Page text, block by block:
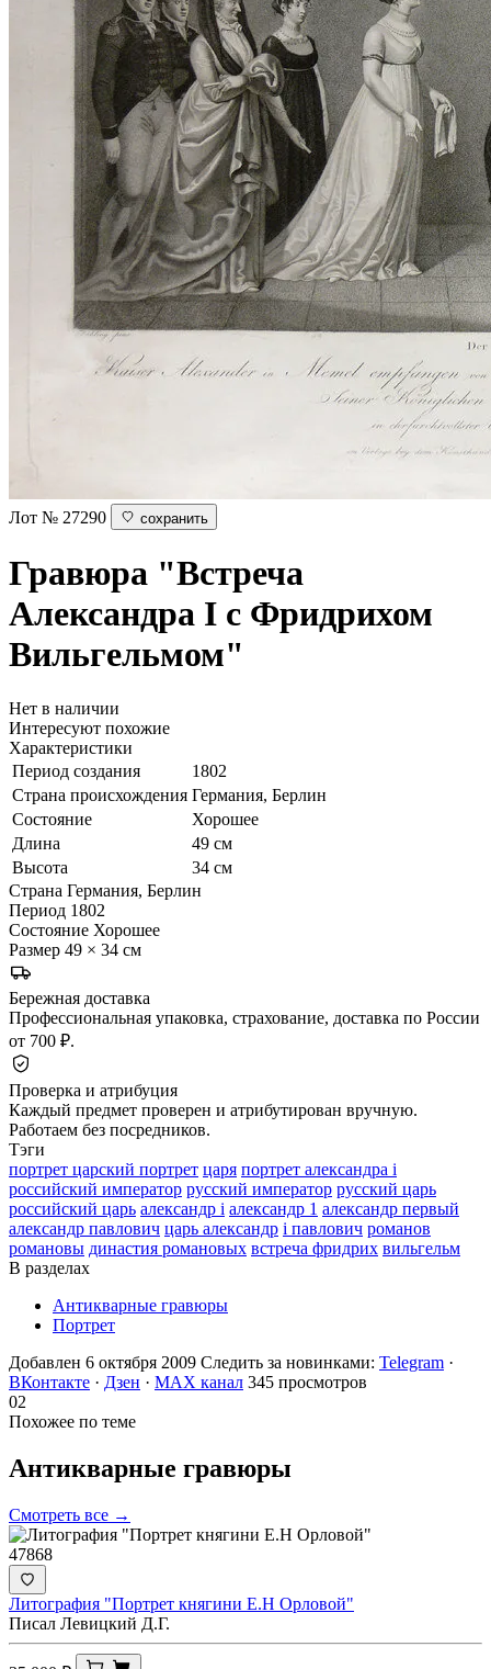
Лот № 27290 сохранить
Гравюра "Встреча
Александра I с Фридрихом
Вильгельмом"
Нет в наличии
Интересуют похожие
Характеристики
Период создания
1802
Страна происхождения Германия, Берлин
Состояние
Хорошее
Длина
49 см
Высота
34 см
Страна Германия, Берлин
Период 1802
Состояние Хорошее
Размер 49 × 34 см
Бережная доставка
Профессиональная упаковка, страхование, доставка по России
от 700 ₽.
Проверка и атрибуция
Каждый предмет проверен и атрибутирован вручную.
Работаем без посредников.
Тэги
портрет царский портрет царя портрет александра i
российский император русский император русский царь
российский царь александр i александр 1 александр первый
александр павлович царь александр i павлович романов
романовы династия романовых встреча фридрих вильгельм
В разделах
Антикварные гравюры
Портрет
Добавлен 6 октября 2009 Следить за новинками: Telegram ·
ВКонтакте · Дзен · MAX канал 345 просмотров
02
Похожее по теме
Антикварные гравюры
Смотреть все →
47868
Литография "Портрет княгини Е.Н Орловой"
Писал Левицкий Д.Г.